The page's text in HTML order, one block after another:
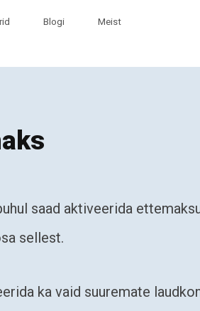
Blogi Meist
saad aktiveerida
sellest.
ka vaid suuremate